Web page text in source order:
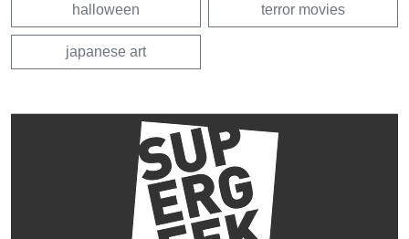
halloween terror movies
japanese art